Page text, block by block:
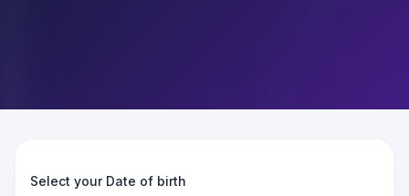
Select your Date of birth